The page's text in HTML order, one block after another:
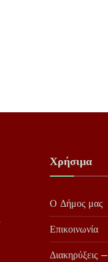
Χρήσιμα
Ο Δήμος μας
Επικοινωνία
Διακηρύξεις –